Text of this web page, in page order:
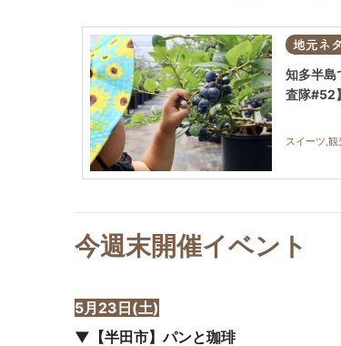
地元ネタ
知多半島
査隊#52】
スイーツ,
今週末開催イベント
5月23日(土)
▼【半田市】パンと珈琲